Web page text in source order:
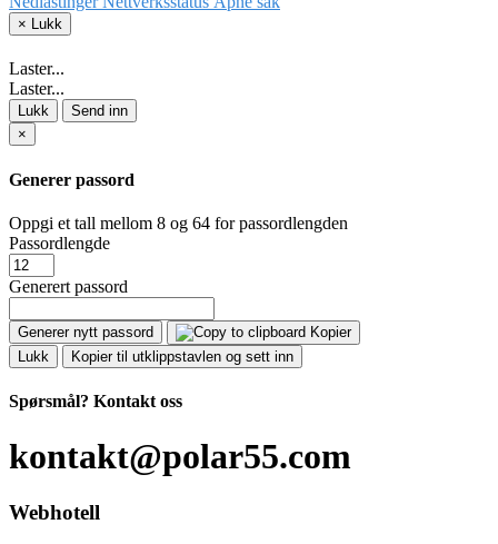
× Lukk
Laster...
Laster...
Lukk
Send inn
×
Generer passord
Oppgi et tall mellom 8 og 64 for passordlengden
Passordlengde
Generert passord
Generer nytt passord
Kopier
Lukk
Kopier til utklippstavlen og sett inn
Spørsmål? Kontakt oss
kontakt@polar55.com
Webhotell